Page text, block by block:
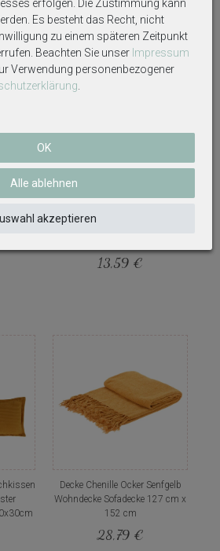
Artikel
Eier Hühnereier Gelb Orange MIX
Deko Ostern Tischdeko Frühling
13,59 €
Decke Chenille Ocker Senfgelb
Wohndecke Sofadecke 127 cm x
152 cm
28,79 €
erfolgen. Die Zustimmung kann
Es besteht das Recht, nicht
zu einem späteren Zeitpunkt
Beachten Sie unser Impressum
Verwendung personenbezogener
OK
Alle ablehnen
akzeptieren